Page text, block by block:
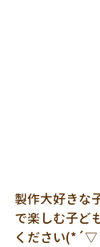
製作大好きな
で楽しむ子ど
ください